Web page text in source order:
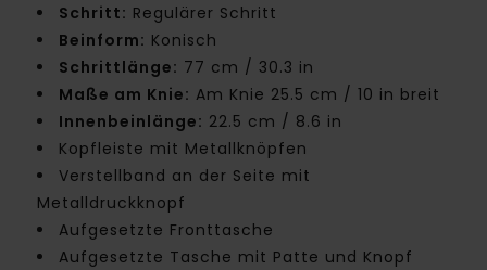
Schritt: Regulärer Schritt
Beinform: Konisch
Schrittlänge: 77 cm / 30.3 in
Maße am Knie: Am Knie 25.5 cm / 10 in breit
Innenbeinlänge: 22.5 cm / 8.6 in
Kopfleiste mit Metallknöpfen
Verstellband an der Seite mit
Metalldruckknopf
Aufgesetzte Fronttasche
Aufgesetzte Tasche mit Patte und Knopf